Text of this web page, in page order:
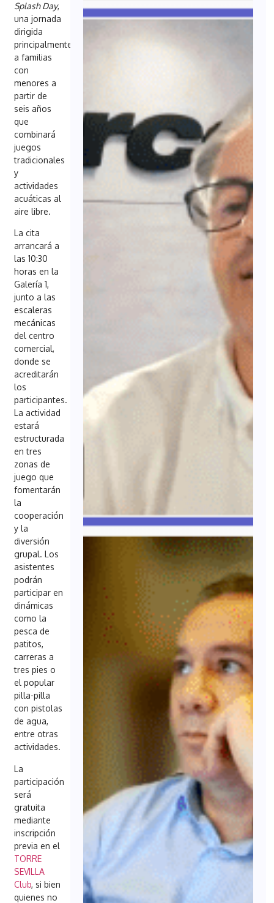
Splash Day,
una jornada
dirigida
principalmente
a familias
con
menores a
partir de
seis años
que
combinará
juegos
tradicionales
y
actividades
acuáticas al
aire libre.
La cita
arrancará a
las 10:30
horas en la
Galería 1,
junto a las
escaleras
mecánicas
del centro
comercial,
donde se
acreditarán
los
participantes.
La actividad
estará
estructurada
en tres
zonas de
juego que
fomentarán
la
cooperación
y la
diversión
grupal. Los
asistentes
podrán
participar en
dinámicas
como la
pesca de
patitos,
carreras a
tres pies o
el popular
pilla-pilla
con pistolas
de agua,
entre otras
actividades.
La
participación
será
gratuita
mediante
inscripción
previa en el
TORRE
SEVILLA
Club, si bien
quienes no